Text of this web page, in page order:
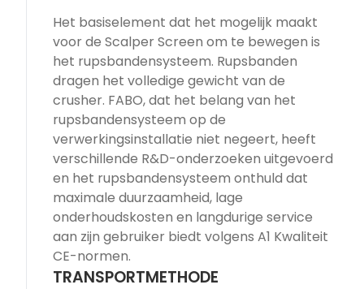
Het basiselement dat het mogelijk maakt
voor de Scalper Screen om te bewegen is
het rupsbandensysteem. Rupsbanden
dragen het volledige gewicht van de
crusher. FABO, dat het belang van het
rupsbandensysteem op de
verwerkingsinstallatie niet negeert, heeft
verschillende R&D-onderzoeken uitgevoerd
en het rupsbandensysteem onthuld dat
maximale duurzaamheid, lage
onderhoudskosten en langdurige service
aan zijn gebruiker biedt volgens A1 Kwaliteit
CE-normen.
TRANSPORTMETHODE